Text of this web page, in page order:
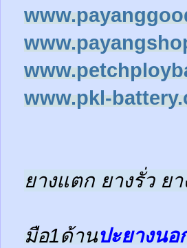
www.pkl-
ยางแตก ยางรั่ว ย
มือ1ด้านปะยางน